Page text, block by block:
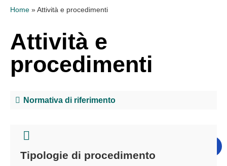
Home » Attività e procedimenti
Attività e
procedimenti
Normativa di riferimento
Tipologie di procedimento